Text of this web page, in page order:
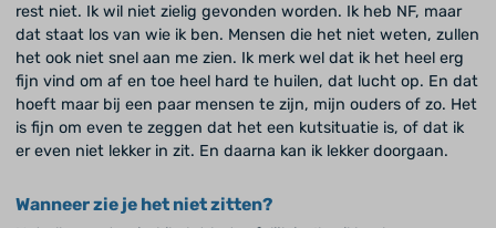
rest niet. Ik wil niet zielig gevonden worden. Ik heb NF, maar
dat staat los van wie ik ben. Mensen die het niet weten, zullen
het ook niet snel aan me zien. Ik merk wel dat ik het heel erg
fijn vind om af en toe heel hard te huilen, dat lucht op. En dat
hoeft maar bij een paar mensen te zijn, mijn ouders of zo. Het
is fijn om even te zeggen dat het een kutsituatie is, of dat ik
er even niet lekker in zit. En daarna kan ik lekker doorgaan.
Wanneer zie je het niet zitten?